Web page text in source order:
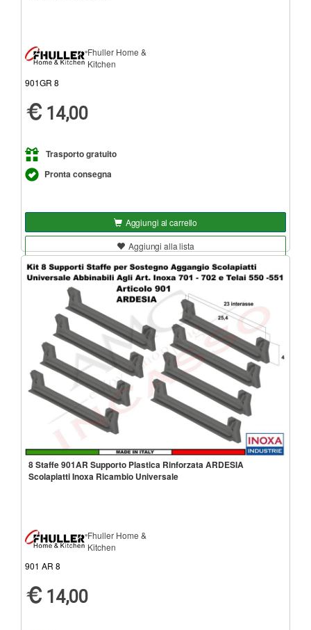
Fhuller Home &
Kitchen
901GR 8
14,00
Trasporto gratuito
Pronta consegna
Aggiungi al carrello
Aggiungi alla lista
8 Staffe 901AR Supporto Plastica Rinforzata ARDESIA
Scolapiatti Inoxa Ricambio Universale
Fhuller Home &
Kitchen
901 AR 8
14,00